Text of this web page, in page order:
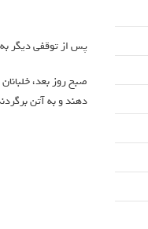
پس از توقفی دیگر
صبح روز بعد،
دهند و به آتن